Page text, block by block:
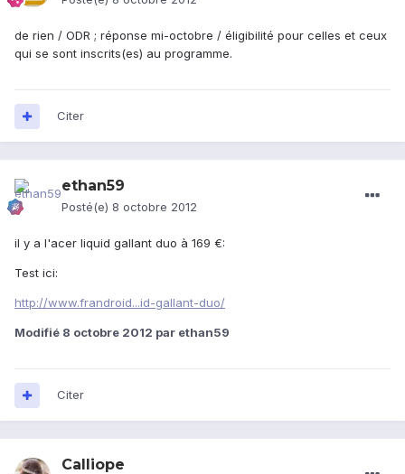
de rien / ODR ; réponse mi-octobre / éligibilité pour celles et ceux
qui se sont inscrits(es) au programme.
Citer
ethan59
Posté(e) 8 octobre 2012
il y a l'acer liquid gallant duo à 169 €:
Test ici:
http://www.frandroid...id-gallant-duo/
Modifié 8 octobre 2012 par ethan59
Citer
Calliope